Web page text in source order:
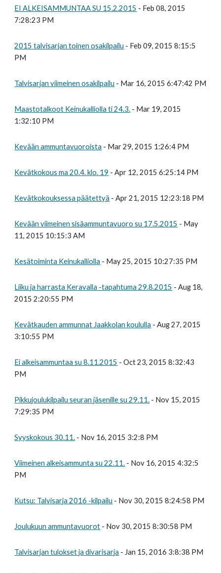
EI ALKEISAMMUNTAA SU 15.2.2015 - Feb 08, 2015
7:28:23 PM
2015 talvisarjan toinen osakilpailu - Feb 09, 2015 8:15:5
PM
Talvisarjan viimeinen osakilpailu - Mar 16, 2015 6:47:42 PM
Maastotalkoot Keinukalliolla ti 24.3. - Mar 19, 2015
1:32:10 PM
Kevään ammuntavuoroista - Mar 29, 2015 1:26:4 PM
Kevätkokous ma 20.4. klo. 19 - Apr 12, 2015 6:25:14 PM
Kevätkokouksessa päätettyä - Apr 21, 2015 12:23:18 PM
Kevään viimeinen sisäammuntavuoro su 17.5.2015 - May
11, 2015 10:15:3 AM
Kesätoiminta Keinukalliolla - May 25, 2015 10:27:35 PM
Liiku ja harrasta Keravalla -tapahtuma 29.8.2015 - Aug 18,
2015 2:20:55 PM
Kevätkauden ammunnat Jaakkolan koululla - Aug 27, 2015
3:10:55 PM
Ei alkeisammuntaa su 8.11.2015 - Oct 23, 2015 8:32:43
PM
Pikkujoulukilpailu seuran jäsenille su 29.11. - Nov 15, 2015
7:29:35 PM
Syyskokous 30.11. - Nov 16, 2015 3:2:8 PM
Viimeinen alkeisammunta su 22.11. - Nov 16, 2015 4:32:5
PM
Kutsu: Talvisarja 2016 -kilpailu - Nov 30, 2015 8:24:58 PM
Joulukuun ammuntavuorot - Nov 30, 2015 8:30:58 PM
Talvisarjan tulokset ja divarisarja - Jan 15, 2016 3:8:38 PM